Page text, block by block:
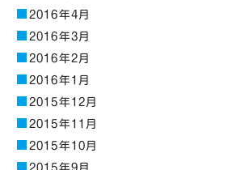
2016年4月
2016年3月
2016年2月
2016年1月
2015年12月
2015年11月
2015年10月
2015年9月